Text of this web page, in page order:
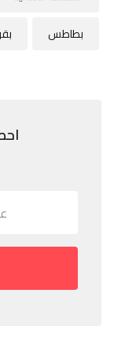
بطاطس